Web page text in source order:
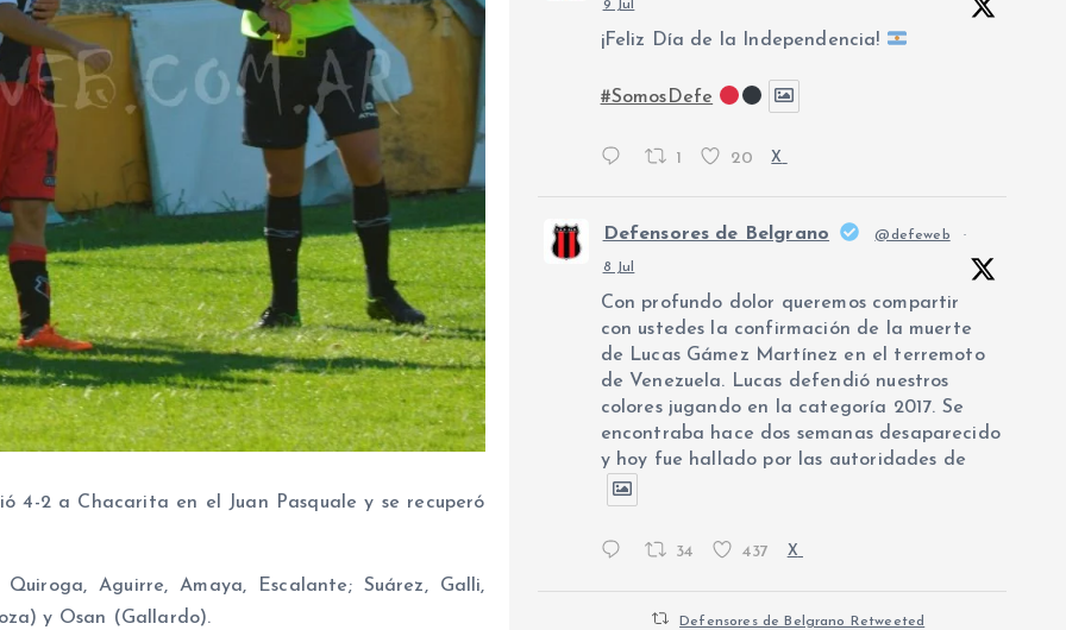
4-2 a Chacarita en el Juan Pasquale y se recuperó
Aguirre, Amaya, Escalante; Suárez, Galli,
y Osan (Gallardo).
9 Jul
¡Feliz Día de la Independencia!
#SomosDefe
1 20 X
Defensores de Belgrano @defeweb ·
8 Jul
Con profundo dolor queremos compartir
con ustedes la confirmación de la muerte
de Lucas Gámez Martínez en el terremoto
de Venezuela. Lucas defendió nuestros
colores jugando en la categoría 2017. Se
encontraba hace dos semanas desaparecido
y hoy fue hallado por las autoridades de
34 437 X
Defensores de Belgrano Retweeted